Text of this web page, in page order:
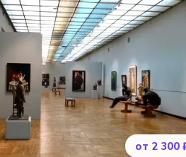
классы
музеи Музей космонавтики
6
от 2 300